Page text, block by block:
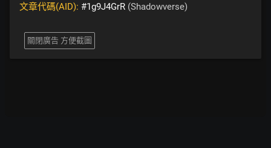
文章代碼(AID): #1g9J4GrR (Shadowverse)
關閉廣告 方便截圖